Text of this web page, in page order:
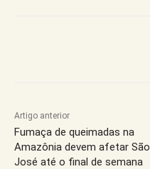
Artigo anterior
Fumaça de queimadas na
Amazônia devem afetar São
José até o final de semana